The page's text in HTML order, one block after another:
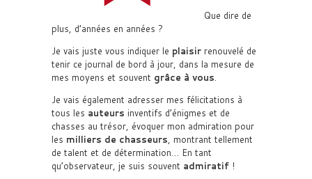
Que dire de
plus, d’années en années ?
Je vais juste vous indiquer le plaisir renouvelé de
tenir ce journal de bord à jour, dans la mesure de
mes moyens et souvent grâce à vous.
Je vais également adresser mes félicitations à
tous les auteurs inventifs d’énigmes et de
chasses au trésor, évoquer mon admiration pour
les milliers de chasseurs, montrant tellement
de talent et de détermination… En tant
qu’observateur, je suis souvent admiratif !